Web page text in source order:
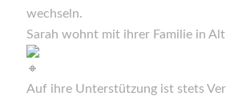
wechseln.
Sarah wohnt mit ihrer Familie in
Auf ihre Unterstützung ist stets